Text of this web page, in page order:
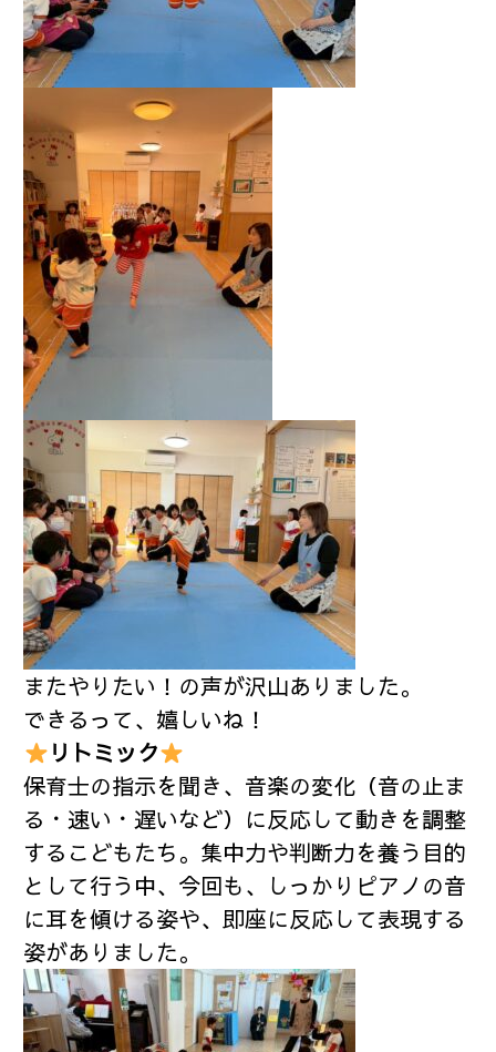
またやりたい！の声が沢山ありました。
できるって、嬉しいね！
リトミック
保育士の指示を聞き、音楽の変化（音の止ま
る・速い・遅いなど）に反応して動きを調整
するこどもたち。集中力や判断力を養う目的
として行う中、今回も、しっかりピアノの音
に耳を傾ける姿や、即座に反応して表現する
姿がありました。